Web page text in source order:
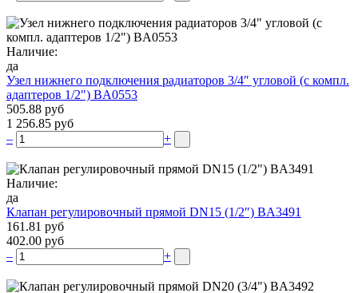
Наличие:
да
Узел нижнего подключения радиаторов 3/4″ угловой (c компл.
адаптеров 1/2″) BA0553
505.88 руб
1 256.85 руб
–
+
Наличие:
да
Клапан регулировочный прямой DN15 (1/2″) BA3491
161.81 руб
402.00 руб
–
+